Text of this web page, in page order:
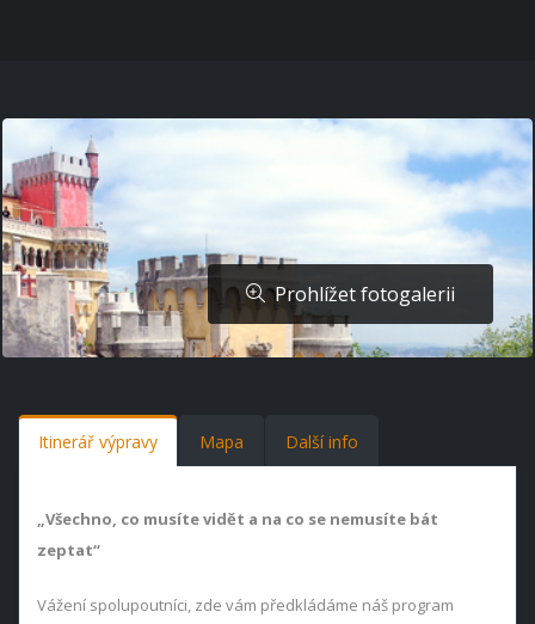
Prohlížet fotogalerii
Itinerář výpravy Mapa Další info
„Všechno, co musíte vidět a na co se nemusíte bát
zeptat“
Vážení spolupoutníci, zde vám předkládáme náš program